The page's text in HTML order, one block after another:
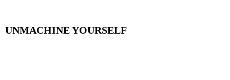
UNMACHINE YOURSELF